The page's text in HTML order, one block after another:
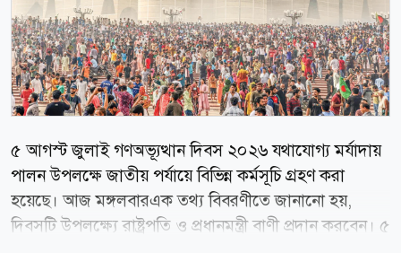
৫ আগস্ট জুলাই গণঅভ্যূত্থান দিবস ২০২৬ যথাযোগ্য মর্যাদায়
পালন উপলক্ষে জাতীয় পর্যায়ে বিভিন্ন কর্মসূচি গ্রহণ করা
হয়েছে। আজ মঙ্গলবারএক তথ্য বিবরণীতে জানানো হয়,
দিবসটি উপলক্ষ্যে রাষ্ট্রপতি ও প্রধানমন্ত্রী বাণী প্রদান করবেন। ৫